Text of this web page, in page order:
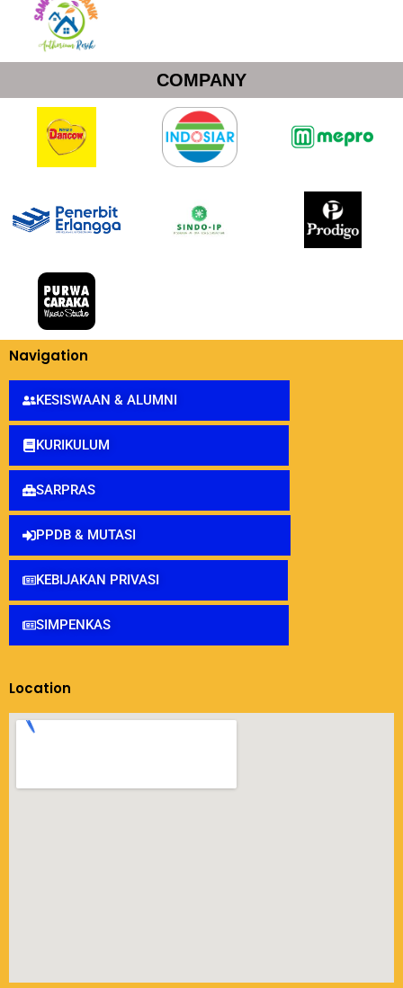
COMPANY
Navigation
KESISWAAN & ALUMNI
KURIKULUM
SARPRAS
PPDB & MUTASI
KEBIJAKAN PRIVASI
SIMPENKAS
Location